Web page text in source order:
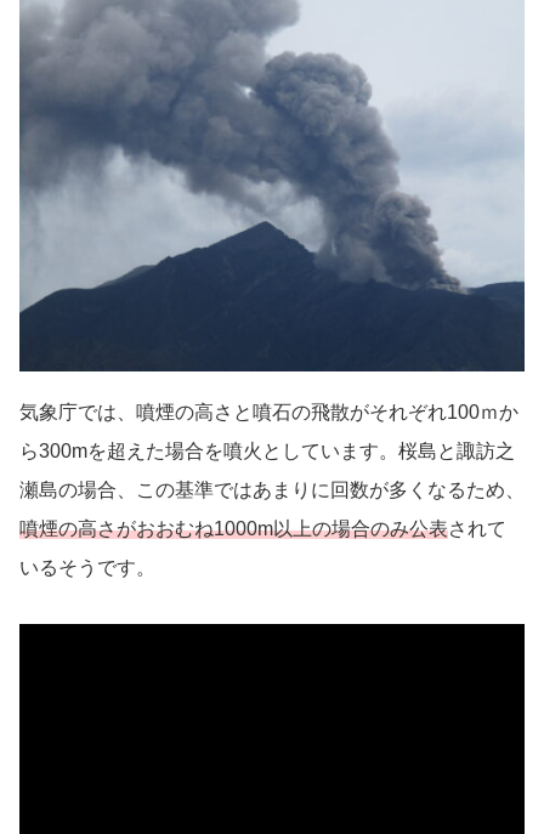
気象庁では、噴煙の高さと噴石の飛散がそれぞれ100ｍか
ら300mを超えた場合を噴火としています。桜島と諏訪之
瀬島の場合、この基準ではあまりに回数が多くなるため、
噴煙の高さがおおむね1000m以上の場合のみ公表されて
いるそうです。